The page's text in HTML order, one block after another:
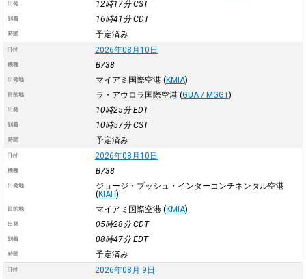
出発 12時17分CST
到着 16時41分CDT
時間 予定済み
日付 2026年08月10日
機種 B738
出発地 マイアミ国際空港 (KMIA)
目的地 ラ・アウロラ国際空港 (GUA / MGGT)
出発 10時25分EDT
到着 10時57分CST
時間 予定済み
日付 2026年08月10日
機種 B738
出発地
ジョージ・ブッシュ・インターコンチネンタル空港
(KIAH)
目的地 マイアミ国際空港 (KMIA)
出発 05時28分CDT
到着 08時47分EDT
時間 予定済み
日付 2026年08月 9日